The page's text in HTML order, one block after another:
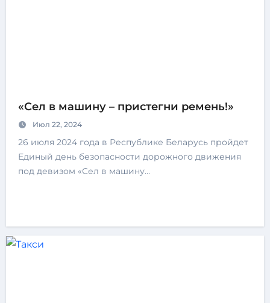
«Сел в машину – пристегни ремень!»
Июл 22, 2024
26 июля 2024 года в Республике Беларусь пройдет
Единый день безопасности дорожного движения
под девизом «Сел в машину…